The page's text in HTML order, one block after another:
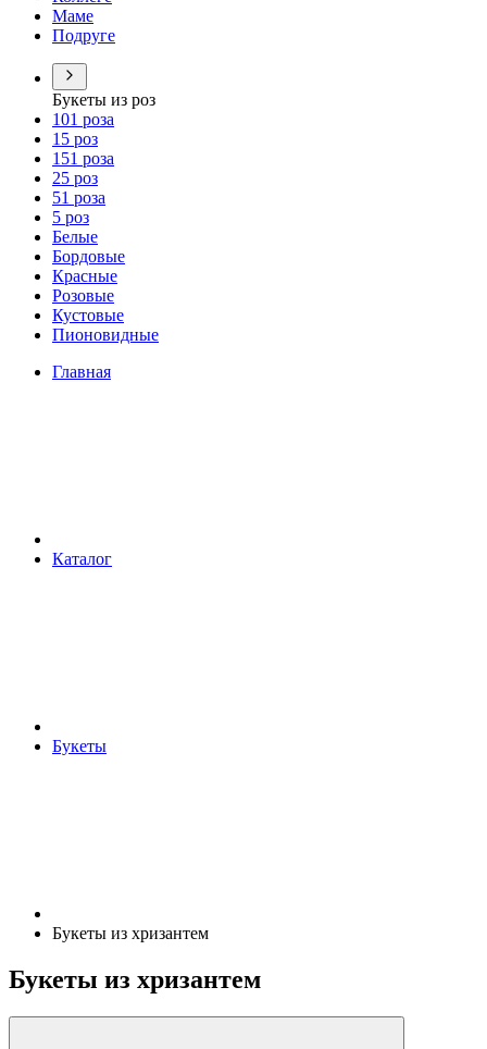
Маме
Подруге
Букеты из роз
101 роза
15 роз
151 роза
25 роз
51 роза
5 роз
Белые
Бордовые
Красные
Розовые
Кустовые
Пионовидные
Главная
Каталог
Букеты
Букеты из хризантем
Букеты из хризантем